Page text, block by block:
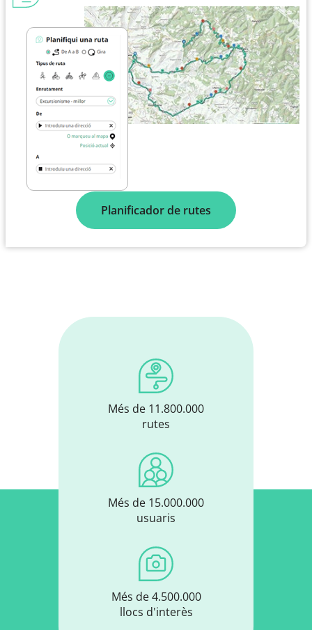
Planificador de rutes
Més de 11.800.000
rutes
Més de 15.000.000
usuaris
Més de 4.500.000
llocs d'interès